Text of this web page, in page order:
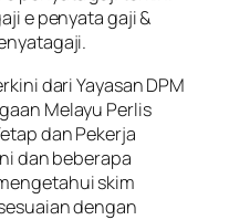
e penyata gaji &
dari Yayasan DPM
Melayu Perlis
dan Pekerja
dan beberapa
skim
dengan